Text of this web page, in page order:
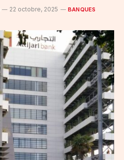
22 octobre, 2025 BANQUES